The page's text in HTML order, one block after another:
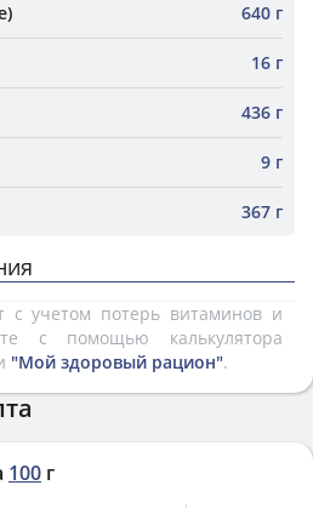
640 г
16 г
436 г
9 г
367 г
с учетом потерь витаминов и
с помощью калькулятора
"Мой здоровый рацион".
100 г